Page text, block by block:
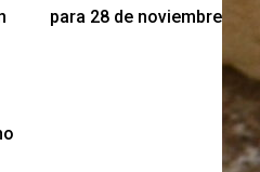
para 28 de noviembre